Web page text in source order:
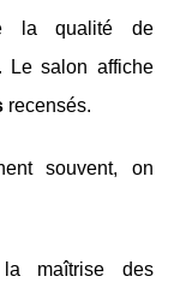
la qualité de
Le salon affiche
recensés.
souvent, on
maîtrise des